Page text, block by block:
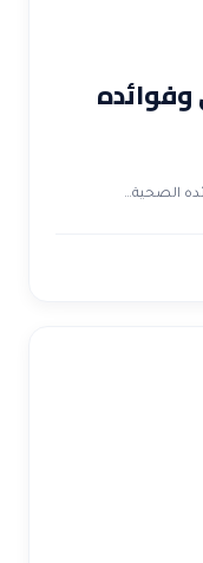
وفوائده
الصحية…